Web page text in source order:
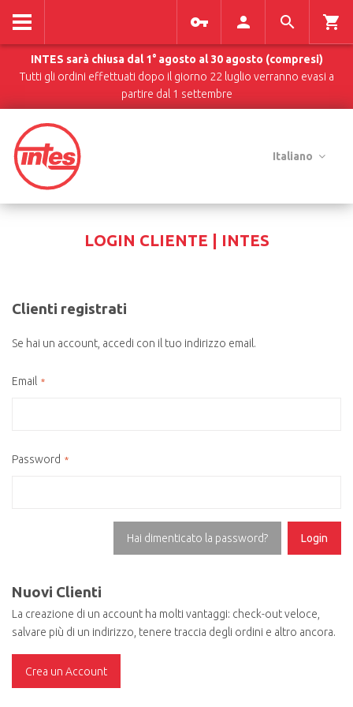
INTES sarà chiusa dal 1° agosto al 30 agosto (compresi)
Tutti gli ordini effettuati dopo il giorno 22 luglio verranno evasi a
partire dal 1 settembre
Italiano
LOGIN CLIENTE | INTES
Clienti registrati
Se hai un account, accedi con il tuo indirizzo email.
Email
Password
Login
Hai dimenticato la password?
Nuovi Clienti
La creazione di un account ha molti vantaggi: check-out veloce,
salvare più di un indirizzo, tenere traccia degli ordini e altro ancora.
Crea un Account